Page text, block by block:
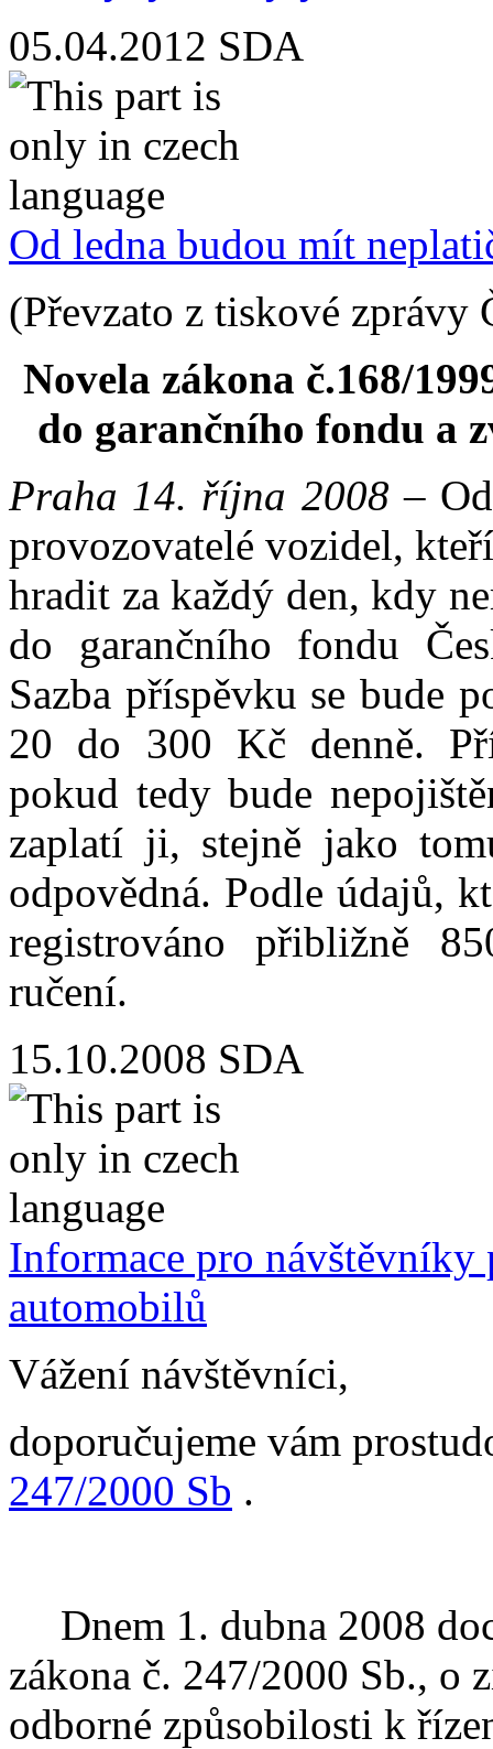
05.04.2012 SDA
Od ledna budou mít
(Převzato z tiskové zprávy
Novela zákona č.168/
do garančního fondu a
Praha 14. října 2008 –
provozovatelé vozidel,
hradit za každý den, kdy
do garančního fondu
Sazba příspěvku se bude
20 do 300 Kč denně.
pokud tedy bude
zaplatí ji, stejně jako
odpovědná. Podle údajů,
registrováno přibližně
ručení.
15.10.2008 SDA
Informace pro návštěvníky
automobilů
Vážení návštěvníci,
doporučujeme vám
247/2000 Sb .
Dnem 1. dubna 2008
zákona č. 247/2000 Sb., o
odborné způsobilosti k